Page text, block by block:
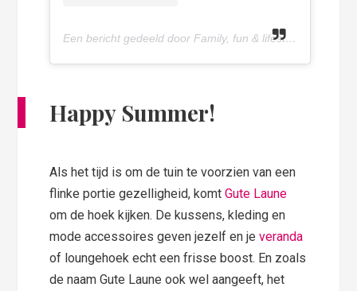
Een bericht gedeeld door Family, fun & lifestyle blog (@olivettepuntnl)
Happy Summer!
Als het tijd is om de tuin te voorzien van een
flinke portie gezelligheid, komtGute Laune
om de hoek kijken. De kussens, kleding en
mode accessoires geven jezelf en jeveranda
of loungehoek echt een frisse boost. En zoals
de naam Gute Laune ook wel aangeeft, het